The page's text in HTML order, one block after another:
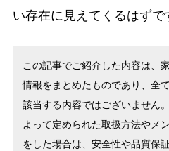
い存在に見えてくるはずで
この記事でご紹介した内容は、
情報をまとめたものであり、全
該当する内容ではございません
よって定められた取扱方法やメ
をした場合は、安全性や品質保